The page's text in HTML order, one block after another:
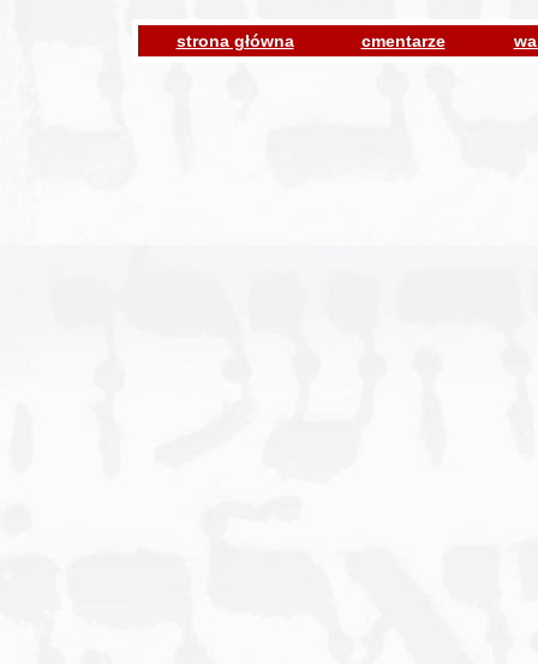
strona główna cmentarze